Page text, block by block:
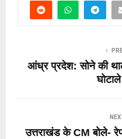
आंध्र प्रदेश: सोने की
उत्तराखंड के CM बोले-